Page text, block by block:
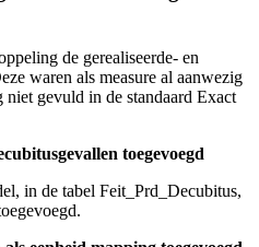
de gerealiseerde- en
waren als measure al aanwezig
gevuld in de standaard Exact
toegevoegd
in de tabel Feit_Prd_Decubitus,